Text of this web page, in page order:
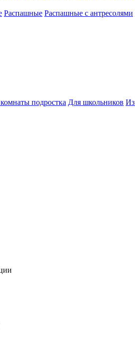
Распашные Распашные с антресолями
подростка Для школьников Из